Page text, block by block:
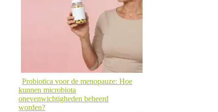
Probiotica voor de menopauze: Hoe
kunnen microbiota
onevenwichtigheden beheerd
worden?